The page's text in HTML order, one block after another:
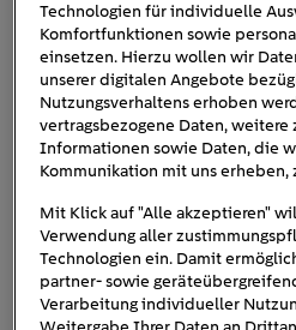
Technologien für individuelle
Komfortfunktionen sowie
einsetzen. Hierzu wollen wir
unserer digitalen Angebote
Nutzungsverhaltens erhoben
vertragsbezogene Daten, weitere
Informationen sowie Daten, die
Kommunikation mit uns erheben,
Mit Klick auf "Alle akzeptieren"
Verwendung aller
Technologien ein. Damit
partner- sowie
Verarbeitung individueller